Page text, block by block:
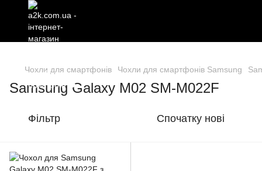
Чохли для смартфонів Чохли для смартфонів Samsung
Samsung Galaxy M02 SM-M022F
Фільтр Спочатку нові